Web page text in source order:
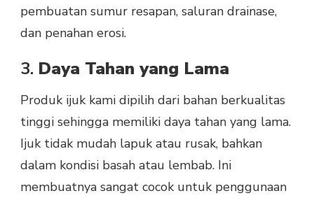
pembuatan sumur resapan, saluran drainase,
dan penahan erosi.
3. Daya Tahan yang Lama
Produk ijuk kami dipilih dari bahan berkualitas
tinggi sehingga memiliki daya tahan yang lama.
Ijuk tidak mudah lapuk atau rusak, bahkan
dalam kondisi basah atau lembab. Ini
membuatnya sangat cocok untuk penggunaan